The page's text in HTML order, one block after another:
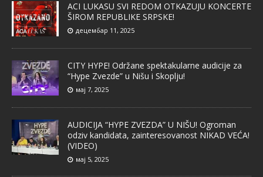
ACI LUKASU SVI REDOM OTKAZUJU KONCERTE
ŠIROM REPUBLIKE SRPSKE!
децембар 11, 2025
CITY HYPE! Održane spektakularne audicije za
“Hype Zvezde” u Nišu i Skoplju!
мај 7, 2025
AUDICIJA “HYPE ZVEZDA” U NIŠU! Ogroman
odziv kandidata, zainteresovanost NIKAD VEĆA!
(VIDEO)
мај 5, 2025